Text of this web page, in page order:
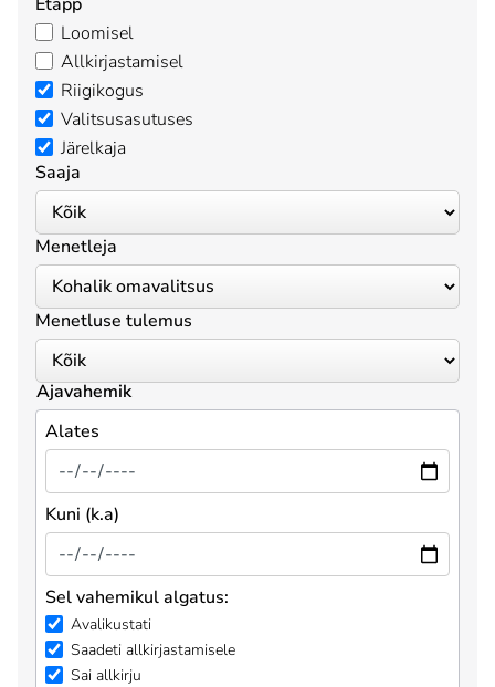
Loomisel
Allkirjastamisel
Riigikogus
Valitsusasutuses
Järelkaja
Saaja
Menetleja
Menetluse tulemus
Ajavahemik
Alates
Kuni (k.a)
Sel vahemikul algatus:
Avalikustati
Saadeti allkirjastamisele
Sai allkirju